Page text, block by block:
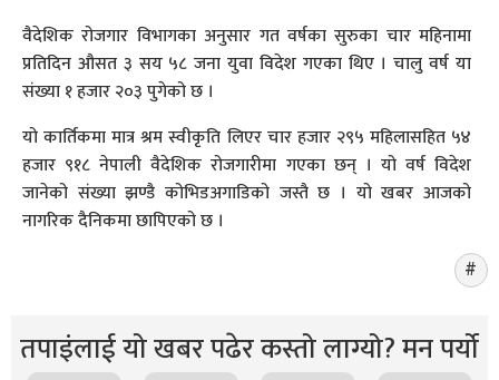
वैदेशिक रोजगार विभागका अनुसार गत वर्षका सुरुका चार महिनामा
प्रतिदिन औसत ३ सय ५८ जना युवा विदेश गएका थिए । चालु वर्ष या
संख्या १ हजार २०३ पुगेको छ ।
यो कार्तिकमा मात्र श्रम स्वीकृति लिएर चार हजार २९५ महिलासहित ५४
हजार ९१८ नेपाली वैदेशिक रोजगारीमा गएका छन् । यो वर्ष विदेश
जानेको संख्या झण्डै कोभिडअगाडिको जस्तै छ । यो खबर आजको
नागरिक दैनिकमा छापिएको छ ।
तपाइंलाई यो खबर पढेर कस्तो लाग्यो? मन पर्यो